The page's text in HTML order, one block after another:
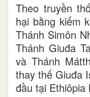
Theo truyền
hại bằng kiếm
Thánh Simôn
Thánh Giuđa
và Thánh
thay thế Giuđa
đầu tại Ethiôpia